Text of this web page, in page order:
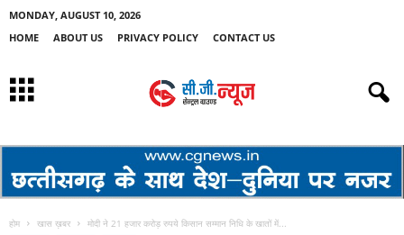
MONDAY, AUGUST 10, 2026
HOME
ABOUT US PRIVACY POLICY CONTACT US
होम खास ख़बर मोदी ने 21 हजार करोड़ रुपये किसान सम्मान निधि के खातों में...